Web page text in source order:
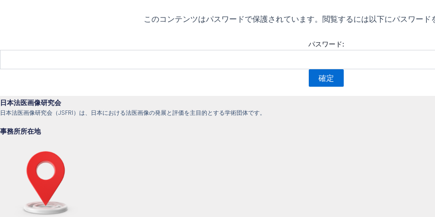
ッ
このコンテンツはパスワードで保護されています。閲覧するには以下にパスワード
パスワード:
日本法医画像研究会
日本法医画像研究会（JSFRI）は、日本における法医画像の発展と評価を主目的とする学術団体です。
事務所所在地